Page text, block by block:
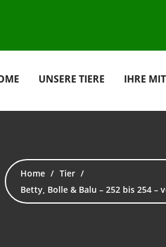
UNSERE TIERE IHRE
Home
Tier
Betty, Bolle & Balu – 252 bis 254 –